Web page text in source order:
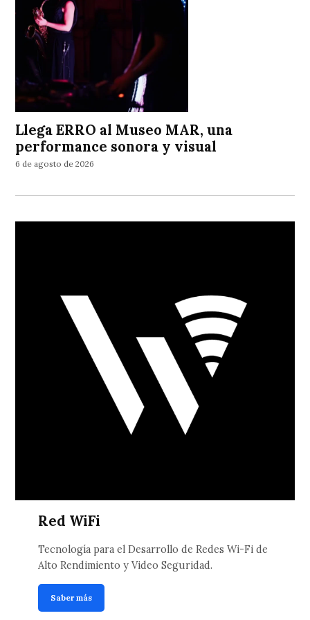
Llega ERRO al Museo MAR, una
performance sonora y visual
6 de agosto de 2026
Red WiFi
Tecnología para el Desarrollo de Redes Wi-Fi de
Alto Rendimiento y Video Seguridad.
Saber más